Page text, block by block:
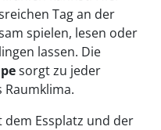
Tag an der
spielen, lesen oder
lassen. Die
sorgt zu jeder
Raumklima.
Essplatz und der